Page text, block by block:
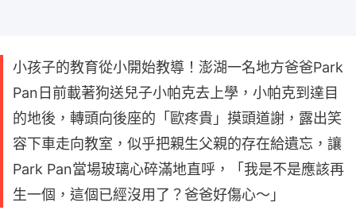
小孩子的教育從小開始教導！澎湖一名地方爸爸Park
Pan日前載著狗送兒子小帕克去上學，小帕克到達目
的地後，轉頭向後座的「歐疼貴」摸頭道謝，露出笑
容下車走向教室，似乎把親生父親的存在給遺忘，讓
Park Pan當場玻璃心碎滿地直呼，「我是不是應該再
生一個，這個已經沒用了？爸爸好傷心～」